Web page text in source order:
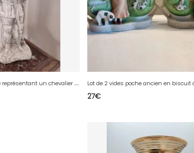
B
elle statuette vintage représentant un chevalier Les Pierres de Cucugnan signé à larriere en bel etat(made in chiner)
27€